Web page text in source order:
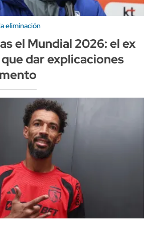
eliminación
el Mundial 2026: el ex
dar explicaciones